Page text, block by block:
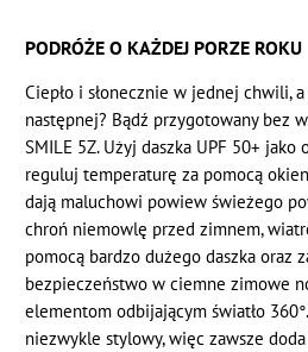
PODRÓŻE O KAŻDEJ PORZE ROKU
Ciepło i słonecznie w jednej chwili,
następnej? Bądź przygotowany bez
SMILE 5Z. Użyj daszka UPF 50+ jako
reguluj temperaturę za pomocą
dają maluchowi powiew świeżego
chroń niemowlę przed zimnem,
pomocą bardzo dużego daszka oraz
bezpieczeństwo w ciemne zimowe
elementom odbijającym światło
niezwykle stylowy, więc zawsze